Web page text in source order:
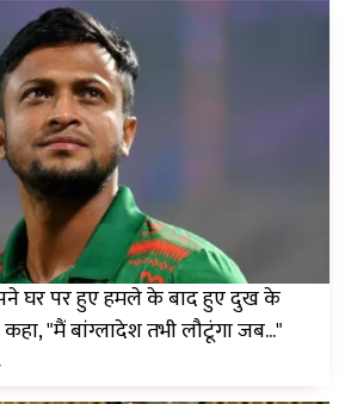
घर पर हुए हमले के बाद हुए दुख के
"मैं बांग्लादेश तभी लौटूंगा जब..."